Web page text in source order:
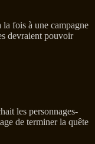
fois à une campagne
devraient pouvoir
les personnages-
de terminer la quête